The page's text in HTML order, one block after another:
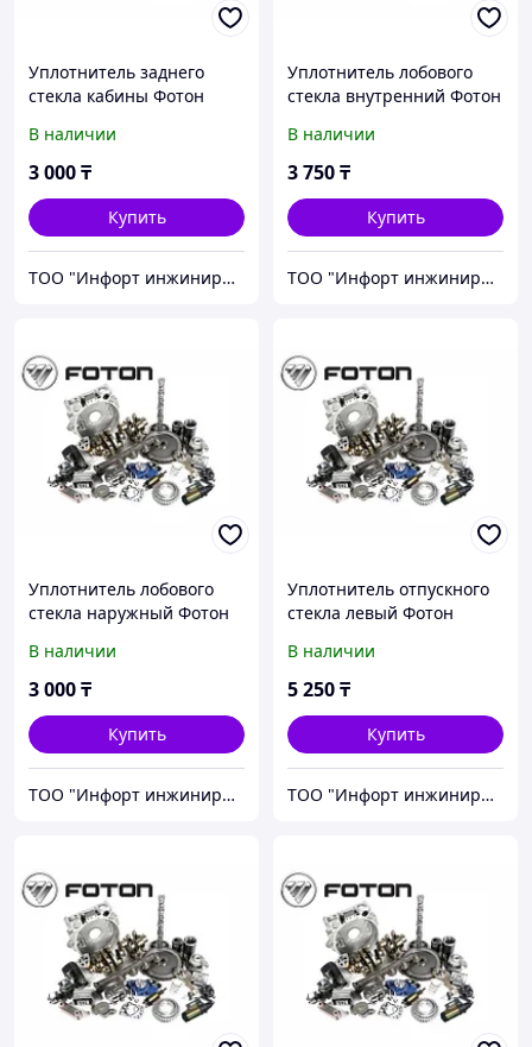
Уплотнитель заднего
стекла кабины Фотон
В наличии
3 000₸
Купить
ТОО "Инфорт инжиниринг"
Уплотнитель лобового
стекла внутренний Фотон
В наличии
3 750₸
Купить
ТОО "Инфорт инжиниринг"
Уплотнитель лобового
стекла наружный Фотон
В наличии
3 000₸
Купить
ТОО "Инфорт инжиниринг"
Уплотнитель отпускного
стекла левый Фотон
В наличии
5 250₸
Купить
ТОО "Инфорт инжиниринг"